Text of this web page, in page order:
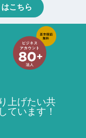
こちら
上げたい共
ています！